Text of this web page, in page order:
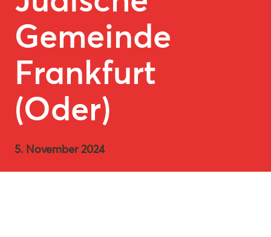
Gemeinde
Frankfurt
(Oder)
5. November 2024